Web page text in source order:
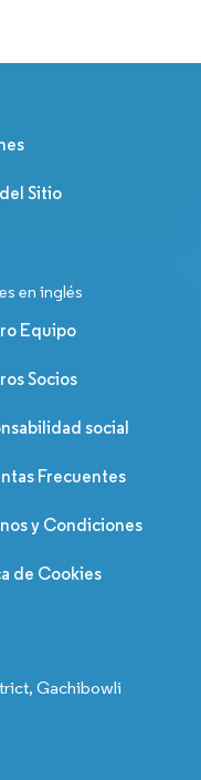
Sitio
en inglés
Equipo
Socios
social
Frecuentes
y Condiciones
de Cookies
Gachibowli